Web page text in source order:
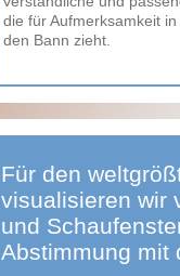
die für Aufmerksamkeit
den Bann zieht.
Für den
visualisieren wir
und
Abstimmung mit